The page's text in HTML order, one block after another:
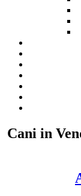
Cani in